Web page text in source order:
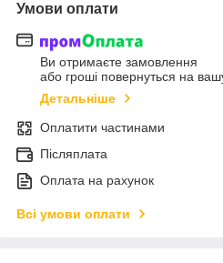
Умови оплати
Ви отримаєте замовлення
або гроші повернуться на
Детальніше
Оплатити частинами
Післяплата
Оплата на рахунок
Всі умови оплати